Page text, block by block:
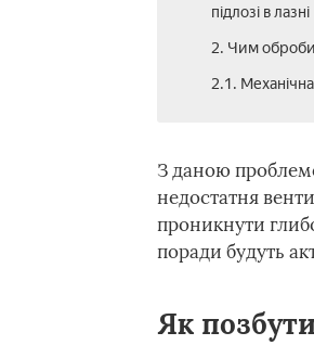
підлозі в лазні
2. Чим
2.1.
З даною
недостатня
проникнути
поради будуть
Як